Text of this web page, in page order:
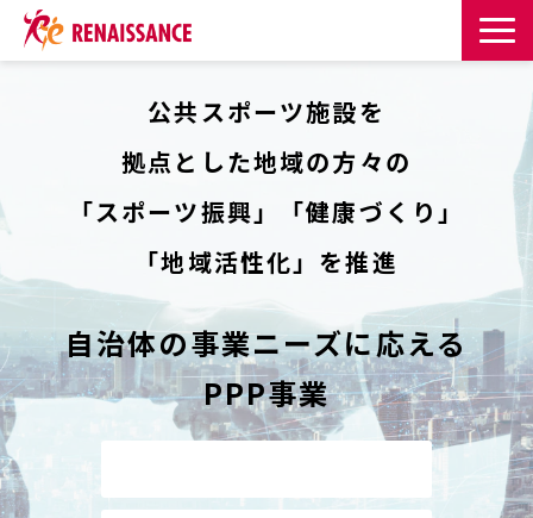
課題・目的からサービスを探す
お役立ち記事一覧
お役立ち資料
イベント・セミナー
公共スポーツ施設を
拠点とした地域の方々の
「スポーツ振興」「健康づくり」
「地域活性化」を推進
自治体の事業ニーズに応える
PPP事業